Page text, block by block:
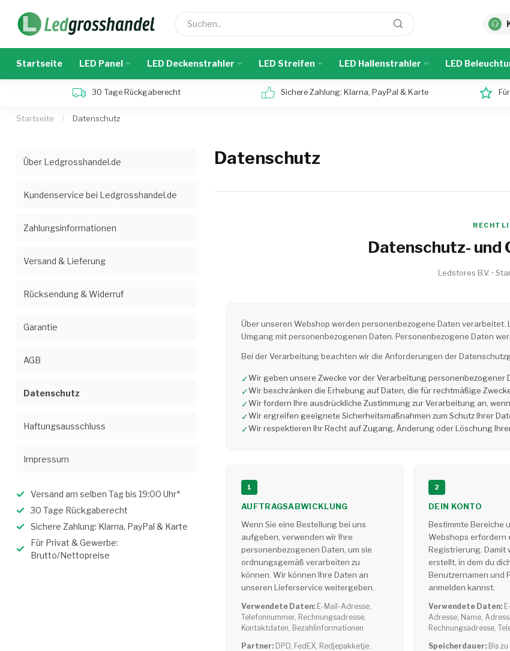
Startseite LED Panel LED Deckenstrahler LED Streifen LED Hallenstrahler LED
30 Tage Rückgaberecht Sichere Zahlung: Klarna, PayPal & Karte
Startseite / Datenschutz
Über Ledgrosshandel.de
Kundenservice bei Ledgrosshandel.de
Zahlungsinformationen
Versand & Lieferung
Rücksendung & Widerruf
Garantie
AGB
Datenschutz
Haftungsausschluss
Impressum
Versand am selben Tag bis 19:00 Uhr*
30 Tage Rückgaberecht
Sichere Zahlung: Klarna, PayPal & Karte
Für Privat & Gewerbe:
Brutto/Nettopreise
Datenschutz
Datenschutz- und
Ledstores B.V. •
Über unseren Webshop werden personenbezogene Daten
Umgang mit personenbezogenen Daten. Personenbezogene Daten
Bei der Verarbeitung beachten wir die Anforderungen der
✓Wir geben unsere Zwecke vor der Verarbeitung personenbezogener
✓Wir beschränken die Erhebung auf Daten, die für rechtmäßige
✓Wir fordern Ihre ausdrückliche Zustimmung zur Verarbeitung an,
✓Wir ergreifen geeignete Sicherheitsmaßnahmen zum Schutz Ihrer
✓Wir respektieren Ihr Recht auf Zugang, Änderung oder Löschung
1
AUFTRAGSABWICKLUNG
Wenn Sie eine Bestellung bei uns
aufgeben, verwenden wir Ihre
personenbezogenen Daten, um sie
ordnungsgemäß verarbeiten zu
können. Wir können Ihre Daten an
unseren Lieferservice weitergeben.
Verwendete Daten: E-Mail-Adresse,
Telefonnummer, Rechnungsadresse,
Kontaktdaten, Bezahlinformationen
Partner: DPD, FedEX, Redjepakketje,
2
DEIN KONTO
Bestimmte Bereiche
Webshops erfordern
Registrierung. Damit
erstellt, in dem du
Benutzernamen und
anmelden kannst.
Verwendete Daten:
Adresse, Name,
Rechnungsadresse,
Speicherdauer: Bis